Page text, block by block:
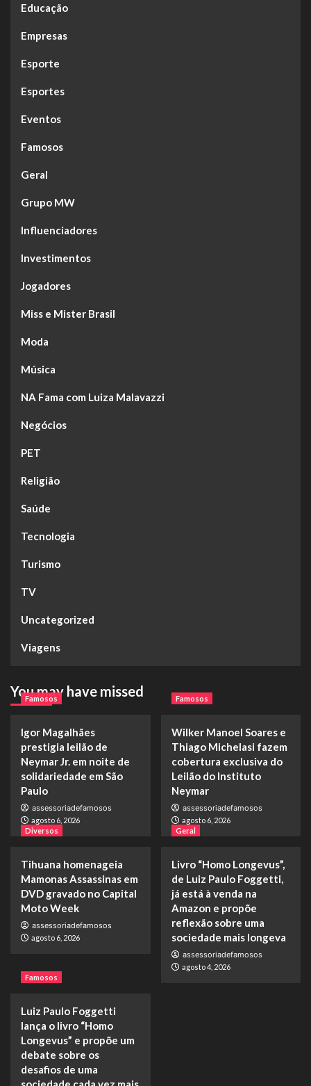
Educação
Empresas
Esporte
Esportes
Eventos
Famosos
Geral
Grupo MW
Influenciadores
Investimentos
Jogadores
Miss e Mister Brasil
Moda
Música
NA Fama com Luiza Malavazzi
Negócios
PET
Religião
Saúde
Tecnologia
Turismo
TV
Uncategorized
Viagens
You may have missed
Famosos
Igor Magalhães
prestigia leilão de
Neymar Jr. em noite de
solidariedade em São
Paulo
assessoriadefamosos
agosto 6, 2026
Famosos
Wilker Manoel Soares e
Thiago Michelasi fazem
cobertura exclusiva do
Leilão do Instituto
Neymar
assessoriadefamosos
agosto 6, 2026
Diversos
Tihuana homenageia
Mamonas Assassinas em
DVD gravado no Capital
Moto Week
assessoriadefamosos
agosto 6, 2026
Geral
Livro “Homo Longevus”,
de Luiz Paulo Foggetti,
já está à venda na
Amazon e propõe
reflexão sobre uma
sociedade mais longeva
assessoriadefamosos
agosto 4, 2026
Famosos
Luiz Paulo Foggetti
lança o livro “Homo
Longevus” e propõe um
debate sobre os
desafios de uma